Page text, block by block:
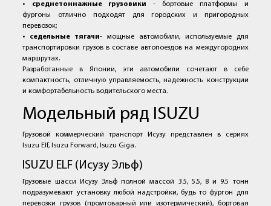
•
среднетоннажные грузовики - бортовые платформы и
фургоны отлично подходят для городских и пригородных
перевозок;
• седельные тягачи- мощные автомобили, используемые для
транспортировки грузов в составе автопоездов на междугородних
маршрутах.
Разработанные в Японии, эти автомобили сочетают в себе
компактность, отличную управляемость, надежность конструкции
и комфортабельность водительского места.
Модельный ряд ISUZU
Грузовой коммерческий транспорт Исузу представлен в сериях
Isuzu Elf, Isuzu Forward, Isuzu Giga.
ISUZU ELF (Исузу Эльф)
Грузовые шасси Исузу Эльф полной массой 3.5, 5.5, 8 и 9.5 тонн
подразумевают установку любой надстройки, будь то фургон для
перевозки грузов (промтоварный или изотермический), бортовая